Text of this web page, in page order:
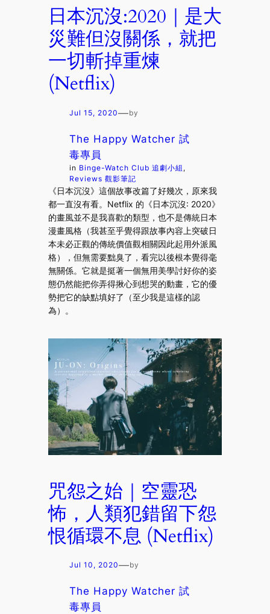
日本沉沒:2020｜是大
災難但沒關係，就把
一切斬掉重煉
(Netflix)
Jul 15, 2020—by
The Happy Watcher 試
毒專員
in Binge-Watch Club 追劇小組
Reviews 觀影筆記
《日本沉沒》這個故事改篇了好幾次，原來我
都一直沒有看。Netflix 的《日本沉沒: 2020》
的畫風並不是我喜歡的類型，也不是傳統日本
漫畫風格（我甚至乎覺得跟故事內容上突破日
本未必正觀的傳統價值觀相關因此起用外派風
格），但無需要黜臭了，看完以後根本覺得毫
無關係。它就是挺著一個無用美學討好你的姿
態仍然能把你弄得揪心到想哭的動畫，它的優
勢把它的缺點填好了（至少我是這樣的認
為）。
咒怨之始｜空靈恐
怖，人類犯錯留下怨
恨循環不息 (Netflix)
Jul 10, 2020—by
The Happy Watcher 試
毒專員